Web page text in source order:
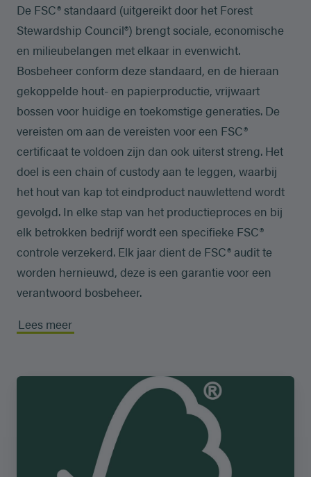
De FSC® standaard (uitgereikt door het Forest
Stewardship Council®) brengt sociale, economische
en milieubelangen met elkaar in evenwicht.
Bosbeheer conform deze standaard, en de hieraan
gekoppelde hout- en papierproductie, vrijwaart
bossen voor huidige en toekomstige generaties. De
vereisten om aan de vereisten voor een FSC®
certificaat te voldoen zijn dan ook uiterst streng. Het
doel is een chain of custody aan te leggen, waarbij
het hout van kap tot eindproduct nauwlettend wordt
gevolgd. In elke stap van het productieproces en bij
elk betrokken bedrijf wordt een specifieke FSC®
controle verzekerd. Elk jaar dient de FSC® audit te
worden hernieuwd, deze is een garantie voor een
verantwoord bosbeheer.
Lees meer